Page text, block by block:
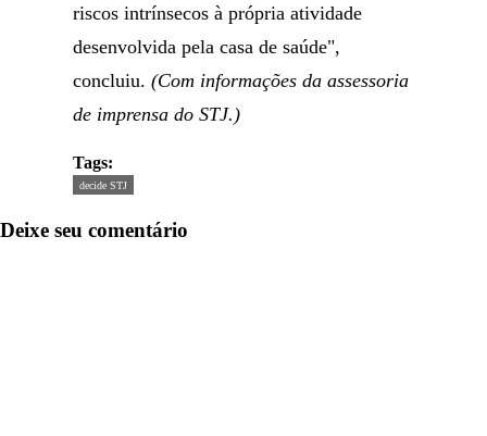
riscos intrínsecos à própria atividade
desenvolvida pela casa de saúde",
concluiu.(Com informações da assessoria
de imprensa do STJ.)
Tags:
decide STJ
Deixe seu comentário